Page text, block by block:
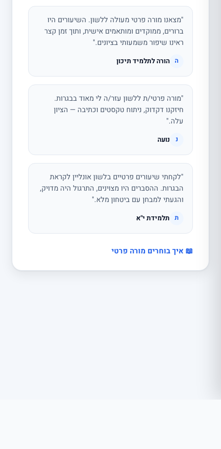
"מצאנו מורה פרטי מעולה ללשון. השיעורים היו
ברורים, ממוקדים ומותאמים אישית, ותוך זמן קצר
ראינו שיפור משמעותי בציונים."
ה הורה לתלמיד תיכון
"מורה פרטי/ת ללשון עזר/ה לי מאוד בבגרות.
חיזקנו דקדוק, ניתוח טקסטים וכתיבה — הציון
עלה."
נ נועה
"לקחתי שיעורים פרטיים בלשון אונליין לקראת
הבגרות. ההסברים היו מצוינים, התרגול היה מדויק,
והגעתי למבחן עם ביטחון מלא."
ת תלמידת י"א
📖 איך בוחרים מורה פרטי